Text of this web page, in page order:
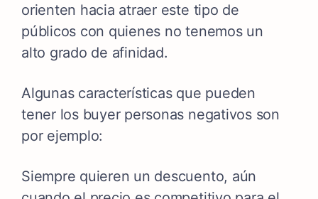
orienten hacia atraer este tipo de
públicos con quienes no tenemos un
alto grado de afinidad.
Algunas características que pueden
tener los buyer personas negativos son
por ejemplo:
Siempre quieren un descuento, aún